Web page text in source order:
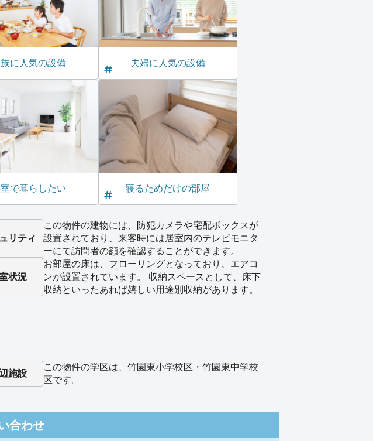
に人気の設備 夫婦に人気の設備
で暮らしたい 寝るためだけの部屋
リティ
この物件の建物には、防犯カメラや宅配ボックスが
設置されており、来客時には居室内のテレビモニタ
ーにて訪問者の顔を確認することができます。
状況
お部屋の床は、フローリングとなっており、エアコ
ンが設置されています。 収納スペースとして、床下
収納といったあれば嬉しい用途別収納があります。
施設
この物件の学区は、竹園東小学校区・竹園東中学校
区です。
合わせ